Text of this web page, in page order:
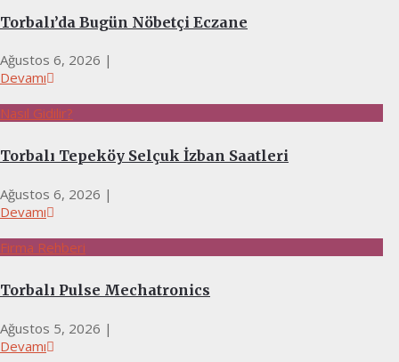
Torbalı’da Bugün Nöbetçi Eczane
Ağustos 6, 2026 |
Devamı
Nasıl Gidilir?
Torbalı Tepeköy Selçuk İzban Saatleri
Ağustos 6, 2026 |
Devamı
Firma Rehberi
Torbalı Pulse Mechatronics
Ağustos 5, 2026 |
Devamı